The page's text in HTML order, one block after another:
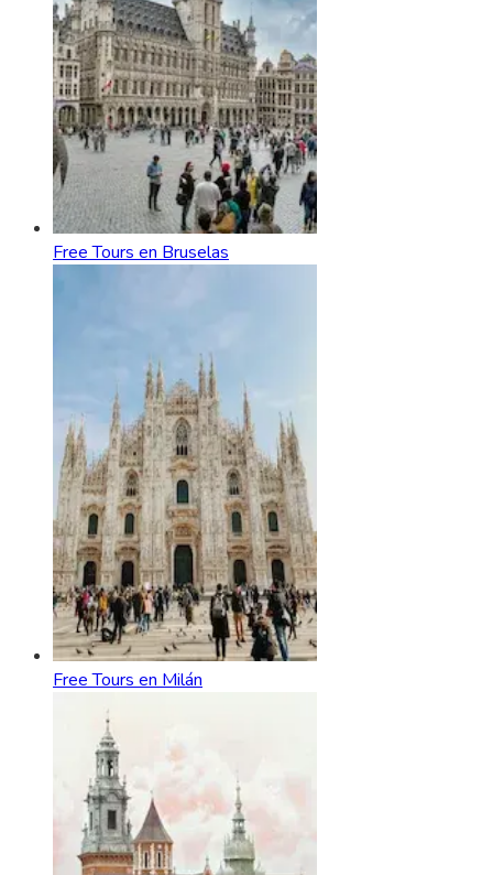
Free Tours en Bruselas
Free Tours en Milán